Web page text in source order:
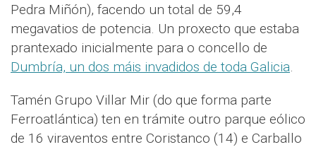
Pedra Miñón), facendo un total de 59,4
megavatios de potencia. Un proxecto que estaba
prantexado inicialmente para o concello de
Dumbría, un dos máis invadidos de toda Galicia.
Tamén Grupo Villar Mir (do que forma parte
Ferroatlántica) ten en trámite outro parque eólico
de 16 viraventos entre Coristanco (14) e Carballo